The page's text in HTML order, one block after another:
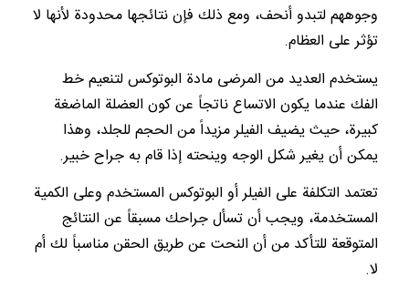
وجوههم لتبدو أنحف، ومع ذلك فإن نتائجها محدودة لأنها لا
تؤثر على العظام.
يستخدم العديد من المرضى مادة البوتوكس لتنعيم خط
الفك عندما يكون الاتساع ناتجاً عن كون العضلة الماضغة
كبيرة، حيث يضيف الفيلر مزيداً من الحجم للجلد، وهذا
يمكن أن يغير شكل الوجه وينحته إذا قام به جراح خبير.
تعتمد التكلفة على الفيلر أو البوتوكس المستخدم وعلى الكمية
المستخدمة، ويجب أن تسأل جراحك مسبقاً عن النتائج
المتوقعة للتأكد من أن النحت عن طريق الحقن مناسباً لك أم
لا.